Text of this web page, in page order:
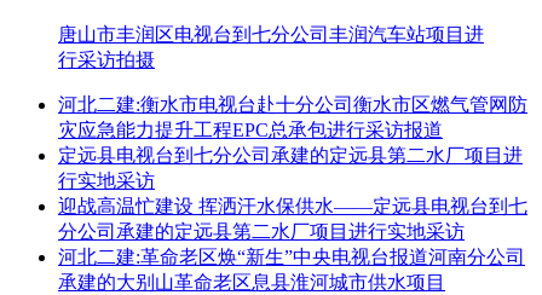
唐山市丰润区电视台到七分公司丰润汽车站项目进
行采访拍摄
河北二建:衡水市电视台赴十分公司衡水市区燃气管网防
灾应急能力提升工程EPC总承包进行采访报道
定远县电视台到七分公司承建的定远县第二水厂项目进
行实地采访
迎战高温忙建设 挥洒汗水保供水——定远县电视台到七
分公司承建的定远县第二水厂项目进行实地采访
河北二建:革命老区焕“新生”中央电视台报道河南分公司
承建的大别山革命老区息县淮河城市供水项目